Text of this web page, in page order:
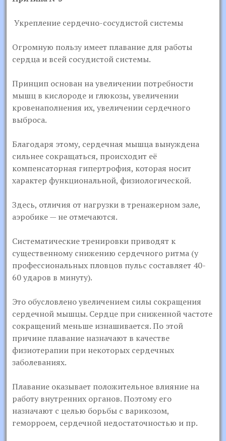
Укрепление сердечно-сосудистой системы
Огромную пользу имеет плавание для работы
сердца и всей сосудистой системы.
Принцип основан на увеличении потребности
мышц в кислороде и глюкозы, увеличении
кровенаполнения их, увеличении сердечного
выброса.
Благодаря этому, сердечная мышца вынуждена
сильнее сокращаться, происходит её
компенсаторная гипертрофия, которая носит
характер функциональной, физиологической.
Здесь, отличия от нагрузки в тренажерном зале,
аэробике — не отмечаются.
Систематические тренировки приводят к
существенному снижению сердечного ритма (у
профессиональных пловцов пульс составляет 40-
60 ударов в минуту).
Это обусловлено увеличением силы сокращения
сердечной мышцы. Сердце при сниженной частоте
сокращений меньше изнашивается. По этой
причине плавание назначают в качестве
физиотерапии при некоторых сердечных
заболеваниях.
Плавание оказывает положительное влияние на
работу внутренних органов. Поэтому его
назначают с целью борьбы с варикозом,
геморроем, сердечной недостаточностью и пр.